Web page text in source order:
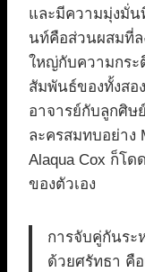
และมีความมุ่งมั่น
นท์คือส่วนผสมที่ล
ใหญ่กับความกระ
สัมพันธ์ของทั้งสอ
อาจารย์กับลูกศิษ
ละครสมทบอย่าง
Alaqua Cox ก็โ
ของตัวเอง
การจับคู่กันระ
ด้วยศรัทธา คื